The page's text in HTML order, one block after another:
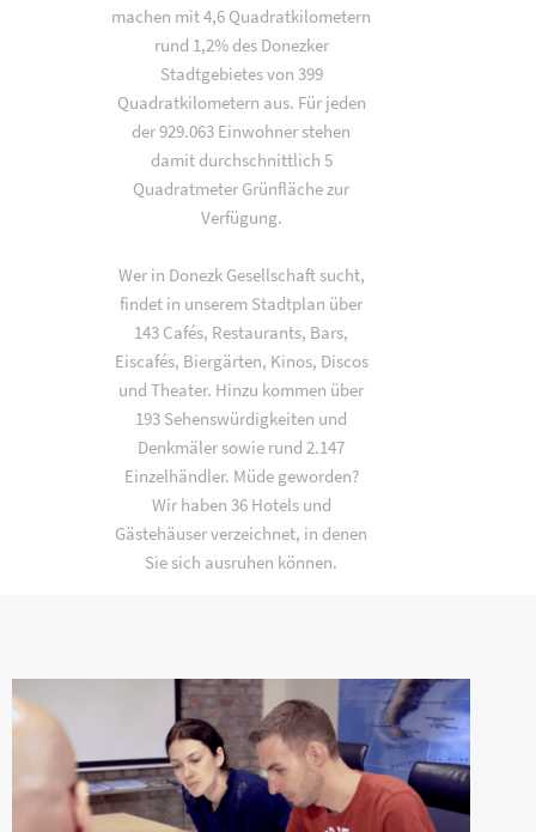
machen mit 4,6 Quadratkilometern
rund 1,2% des Donezker
Stadtgebietes von 399
Quadratkilometern aus. Für jeden
der 929.063 Einwohner stehen
damit durchschnittlich 5
Quadratmeter Grünfläche zur
Verfügung.
Wer in Donezk Gesellschaft sucht,
findet in unserem Stadtplan über
143 Cafés, Restaurants, Bars,
Eiscafés, Biergärten, Kinos, Discos
und Theater. Hinzu kommen über
193 Sehenswürdigkeiten und
Denkmäler sowie rund 2.147
Einzelhändler. Müde geworden?
Wir haben 36 Hotels und
Gästehäuser verzeichnet, in denen
Sie sich ausruhen können.